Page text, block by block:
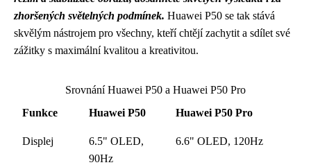
zhoršených světelných podmínek. Huawei P50 se tak stává
skvělým nástrojem pro všechny, kteří chtějí zachytit a sdílet své
zážitky s maximální kvalitou a kreativitou.
Srovnání Huawei P50 a Huawei P50 Pro
Funkce
Huawei P50 Huawei P50 Pro
Displej
6.5" OLED,
90Hz
6.6" OLED, 120Hz